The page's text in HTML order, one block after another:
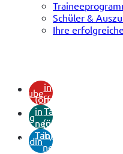
Schüler &
Ihre
youtubein
neuem
Tab)
xing
(öffnet
in
neuem
Tab)
linkedin
(öffnet
in
neuem